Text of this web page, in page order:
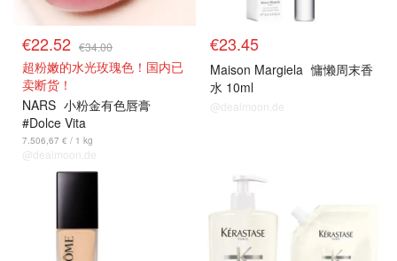
€22.52 €34.00
超粉嫩的水光玫瑰色！国内已
卖断货！
NARS 小粉金有色唇膏
#Dolce Vita
7.506,67 € / 1 kg
@dealmoon.de
€23.45
Maison Margiela 慵懒周末香
水 10ml
@dealmoon.de